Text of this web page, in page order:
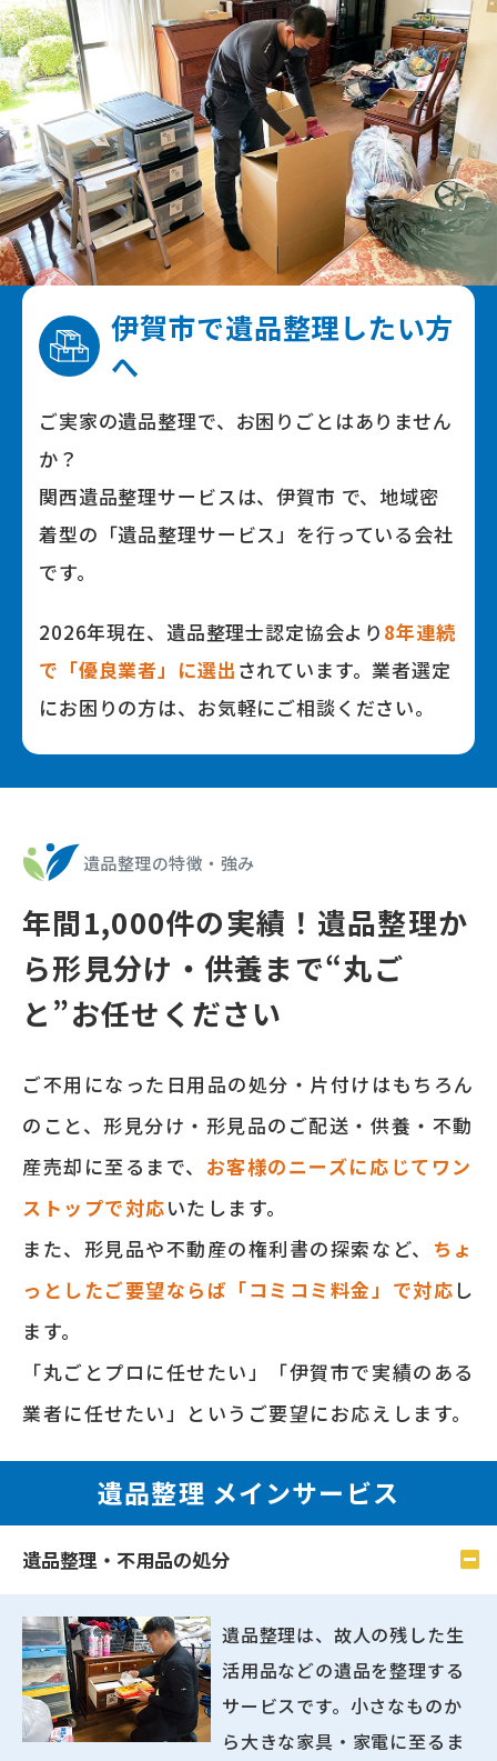
伊賀市で遺品整理したい⽅
へ
ご実家の遺品整理で、お困りごとはありません
か？
関⻄遺品整理サービスは、伊賀市 で、地域密
着型の「遺品整理サービス」を⾏っている会社
です。
2026年現在、遺品整理⼠認定協会より 8年連続
で「優良業者」に選出 されています。業者選定
にお困りの⽅は、お気軽にご相談ください。
遺品整理の特徴‧強み
年間1,000件の実績！遺品整理か
ら形⾒分け‧供養まで“丸ご
と”お任せください
ご不⽤になった⽇⽤品の処分‧⽚付けはもちろん
のこと、形⾒分け‧形⾒品のご配送‧供養‧不動
産売却に⾄るまで、 お客様のニーズに応じてワン
ストップで対応いたします。
また、形⾒品や不動産の権利書の探索など、 ちょ
っとしたご要望ならば「コミコミ料⾦」で対応 し
ます。
「丸ごとプロに任せたい」「伊賀市で実績のある
業者に任せたい」というご要望にお応えします。
遺品整理 メインサービス
遺品整理・不用品の処分
遺品整理は、故人の残した生
活用品などの遺品を整理する
サービスです。小さなものか
ら大きな家具・家電に至るま